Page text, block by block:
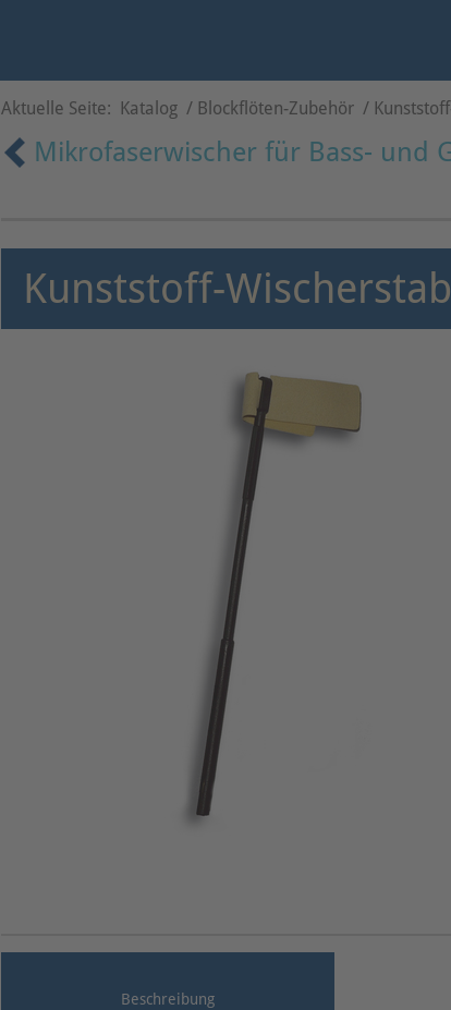
Aktuelle Seite: Katalog / Blockflöten-Zubehör /
Mikrofaserwischer für Bass- und
Kunststoff-
Beschreibung